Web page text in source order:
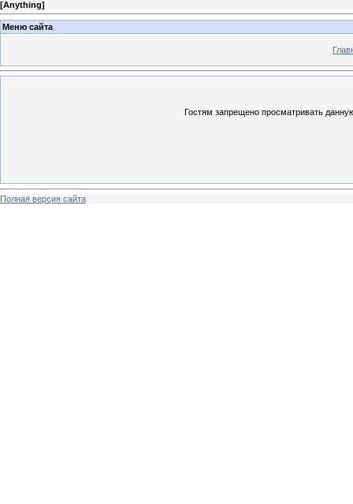
[Anything]
Меню сайта
Гостям запрещено просматривать
Полная версия сайта